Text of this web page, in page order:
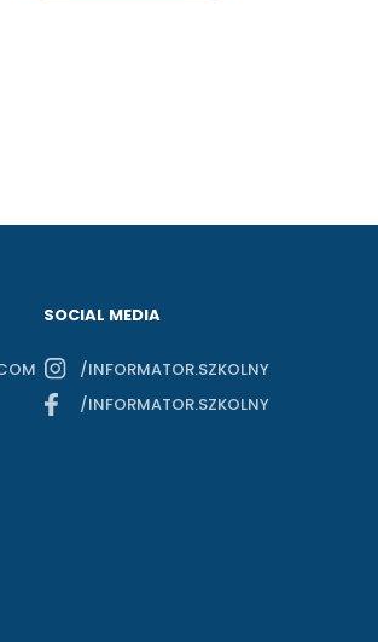
SOCIAL MEDIA
/INFORMATOR.SZKOLNY
/INFORMATOR.SZKOLNY